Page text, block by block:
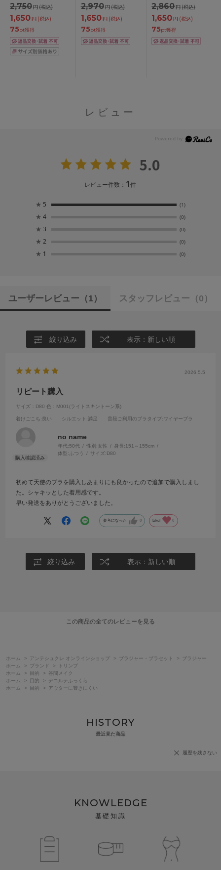
2,750円(税込)
1,650円 (税込)
75pt獲得
2,970円(税込)
1,650円 (税込)
75pt獲得
2,860円(税込)
1,650円 (税込)
75pt獲得
レビュー
5.0
レビュー件数： 1件
★ 5 (1)
★ 4 (0)
★ 3 (0)
★ 2 (0)
★ 1 (0)
ユーザーレビュー （1） スタッフレビュー （0）
絞り込み 表示：新しい順
2026.5.5
リピート購入
サイズ：D80 色：M001(ライトスキントーン系)
着けごこち:良い シルエット :満足 普段ご利用のブラタイプ :ワイヤーブラ
no name
年代:50代 性別:女性 身長:151～155cm
体型: ふつう サイズ:D80
初めて天使のブラを購入しあまりにも良かったので追加で購入しまし
た。シャキッとした着用感です。
早い発送をありがとうございました。
参考になった 0 Like! 0
絞り込み 表示：新しい順
この商品の全てのレビューを見る
ホーム > アンテシュクレ オンラインショップ > ブラジャー・ブラセット >
ブラジャー
ホーム
> ブランド >
トリンプ
ホーム
> 目的 >
谷間メイク
ホーム
> 目的 >
デコルテふっくら
ホーム
> 目的 > アウターに響きにくい
HISTORY
最近見た商品
履歴を残さない
KNOWLEDGE
基礎知識